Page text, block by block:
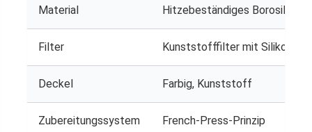
Material Hitzebeständiges
Filter Kunststofffilter mit
Deckel Farbig, Kunststoff
Zubereitungssystem French-Press-Prinzip